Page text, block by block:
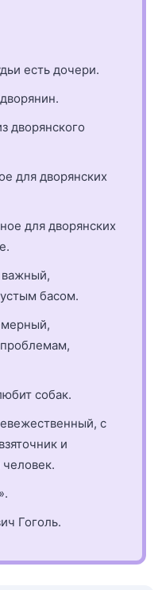
есть дочери.
дворянского
для дворянских
для дворянских
басом.
собак.
с
и
Гоголь.